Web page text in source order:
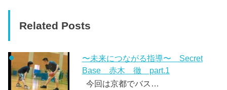
Related Posts
〜未来につながる指導〜 Secret
Base 赤木 徹 part.1
今回は京都でバス…